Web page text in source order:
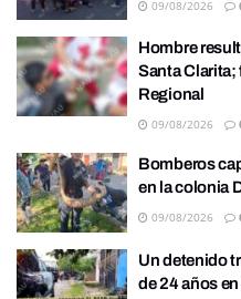
09/08/2026
Hombre
Santa Clarita;
Regional
09/08/2026
Bomberos
en la colonia
09/08/2026
Un detenido
de 24 años